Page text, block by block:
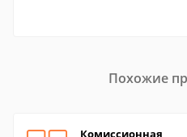
Похожие
Комиссионная